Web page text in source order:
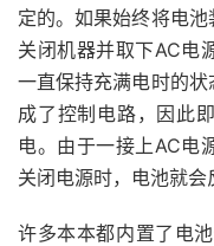
定的。如果始终将电
关闭机器并取下AC电
一直保持充满电时的
成了控制电路，因此
电。由于一接上AC电
关闭电源时，电池就会
许多本本都内置了电